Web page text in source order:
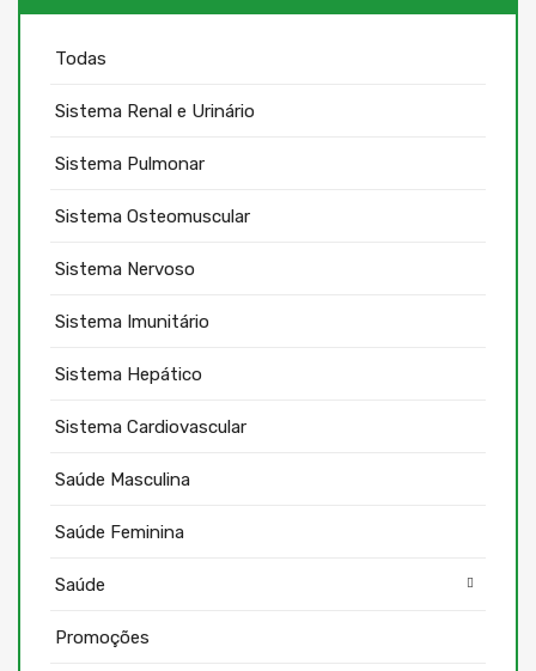
Todas
Sistema Renal e Urinário
Sistema Pulmonar
Sistema Osteomuscular
Sistema Nervoso
Sistema Imunitário
Sistema Hepático
Sistema Cardiovascular
Saúde Masculina
Saúde Feminina
Saúde
Promoções